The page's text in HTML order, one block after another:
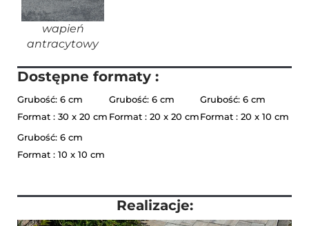
wapień
antracytowy
Dostępne formaty :
Grubość: 6 cm
Format : 30 x 20 cm
Grubość: 6 cm
Format : 20 x 20 cm
Grubość: 6 cm
Format : 20 x 10 cm
Grubość: 6 cm
Format : 10 x 10 cm
Realizacje: